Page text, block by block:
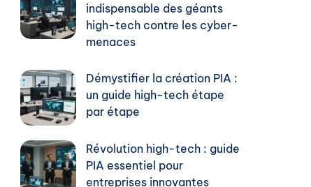
indispensable des géants
high-tech contre les cyber-
menaces
Démystifier la création PIA :
un guide high-tech étape
par étape
Révolution high-tech : guide
PIA essentiel pour
entreprises innovantes